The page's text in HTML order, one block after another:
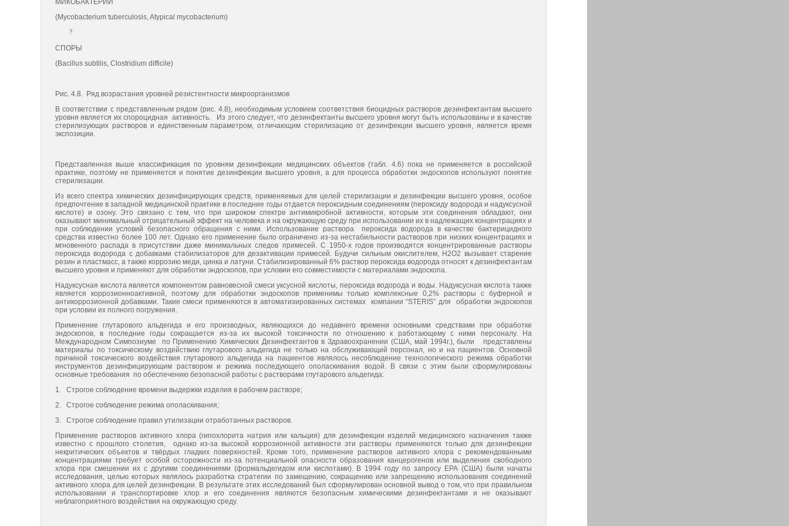
МИКОБАКТЕРИИ
(Mycobacterium tuberculosis, Atypical mycobacterium)
?
СПОРЫ
(Bacillus subtilis, Clostridium difficile)
Рис. 4.8. Ряд возрастания уровней резистентности микроорганизмов
В соответствии с представленным рядом (рис. 4.8), необходимым условием соответствия биоцидных растворов дезинфектантам высшего
уровня является их спороцидная активность. Из этого следует, что дезинфектанты высшего уровня могут быть использованы и в качестве
стерилизующих растворов и единственным параметром, отличающим стерилизацию от дезинфекции высшего уровня, является время
экспозиции.
Представленная выше классификация по уровням дезинфекции медицинских объектов (табл. 4.6) пока не применяется в российской
практике, поэтому не применяется и понятие дезинфекции высшего уровня, а для процесса обработки эндоскопов используют понятие
стерилизации.
Из всего спектра химических дезинфицирующих средств, применяемых для целей стерилизации и дезинфекции высшего уровня, особое
предпочтение в западной медицинской практике в последние годы отдается пероксидным соединениям (пероксиду водорода и надуксусной
кислоте) и озону. Это связано с тем, что при широком спектре антимикробной активности, которым эти соединения обладают, они
оказывают минимальный отрицательный эффект на человека и на окружающую среду при использовании их в надлежащих концентрациях и
при соблюдении условий безопасного обращения с ними. Использование раствора пероксида водорода в качестве бактерицидного
средства известно более 100 лет. Однако его применение было ограничено из-за нестабильности растворов при низких концентрациях и
мгновенного распада в присутствии даже минимальных следов примесей. С 1950-х годов производятся концентрированные растворы
пероксида водорода с добавками стабилизаторов для дезактивации примесей. Будучи сильным окислителем, Н2О2 вызывает старение
резин и пластмасс, а также коррозию меди, цинка и латуни. Стабилизированный 6% раствор пероксида водорода относят к дезинфектантам
высшего уровня и применяют для обработки эндоскопов, при условии его совместимости с материалами эндоскопа.
Надуксусная кислота является компонентом равновесной смеси уксусной кислоты, пероксида водорода и воды. Надуксусная кислота также
является коррозионноактивной, поэтому для обработки эндоскопов применимы только комплексные 0,2% растворы с буферной и
антикоррозионной добавками. Такие смеси применяются в автоматизированных системах компании “STERIS” для обработки эндоскопов
при условии их полного погружения.
Применение глутарового альдегида и его производных, являющихся до недавнего времени основными средствами при обработке
эндоскопов, в последние годы сокращается из-за их высокой токсичности по отношению к работающему с ними персоналу. На
Международном Симпозиуме по Применению Химических Дезинфектантов в Здравоохранении (США, май 1994г.), были представлены
материалы по токсическому воздействию глутарового альдегида не только на обслуживающий персонал, но и на пациентов. Основной
причиной токсического воздействия глутарового альдегида на пациентов являлось несоблюдение технологического режима обработки
инструментов дезинфицирующим раствором и режима последующего ополаскивания водой. В связи с этим были сформулированы
основные требования по обеспечению безопасной работы с растворами глутарового альдегида:
1. Строгое соблюдение времени выдержки изделия в рабочем растворе;
2. Строгое соблюдение режима ополаскивания;
3. Строгое соблюдение правил утилизации отработанных растворов.
Применение растворов активного хлора (гипохлорита натрия или кальция) для дезинфекции изделий медицинского назначения также
известно с прошлого столетия, однако из-за высокой коррозионной активности эти растворы применяются только для дезинфекции
некритических объектов и твёрдых гладких поверхностей. Кроме того, применение растворов активного хлора с рекомендованными
концентрациями требует особой осторожности из-за потенциальной опасности образования канцерогенов или выделения свободного
хлора при смешении их с другими соединениями (формальдегидом или кислотами). В 1994 году по запросу ЕРА (США) были начаты
исследования, целью которых являлось разработка стратегии по замещению, сокращению или запрещению использования соединений
активного хлора для целей дезинфекции. В результате этих исследований был сформулирован основной вывод о том, что при правильном
использовании и транспортировке хлор и его соединения являются безопасным химическими дезинфектантами и не оказывают
неблагоприятного воздействия на окружающую среду.